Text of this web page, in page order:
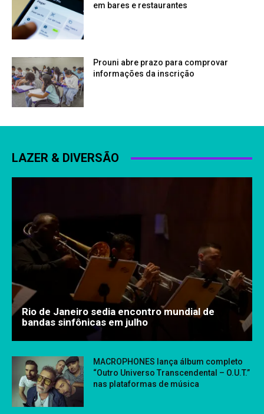
em bares e restaurantes
Prouni abre prazo para comprovar
informações da inscrição
LAZER & DIVERSÃO
Rio de Janeiro sedia encontro mundial de
bandas sinfônicas em julho
MACROPHONES lança álbum completo
“Outro Universo Transcendental – O.U.T.”
nas plataformas de música